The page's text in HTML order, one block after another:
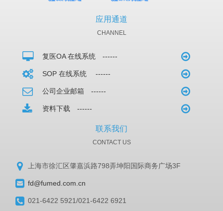
应用通道
CHANNEL
复医OA 在线系统 ------
SOP 在线系统 ------
公司企业邮箱 ------
资料下载 ------
联系我们
CONTACT US
上海市徐汇区肇嘉浜路798弄坤阳国际商务广场3F
fd@fumed.com.cn
021-6422 5921/021-6422 6921